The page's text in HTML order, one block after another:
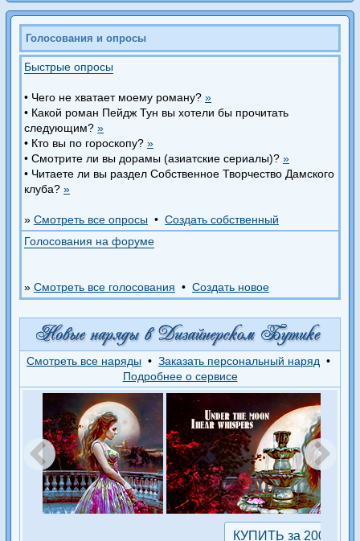
Голосования и опросы
Быстрые опросы
• Чего не хватает моему роману? »
• Какой роман Пейдж Тун вы хотели бы прочитать
следующим? »
• Кто вы по гороскопу? »
• Смотрите ли вы дорамы (азиатские сериалы)? »
• Читаете ли вы раздел Собственное Творчество Дамского
клуба? »
» Смотреть все опросы • Создать собственный
Голосования на форуме
» Смотреть все голосования • Создать новое
Смотреть все наряды • Заказать персональный наряд •
Подробнее о сервисе